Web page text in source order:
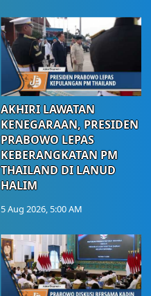
AKHIRI LAWATAN
KENEGARAAN, PRESIDEN
PRABOWO LEPAS
KEBERANGKATAN PM
THAILAND DI LANUD
HALIM
5 Aug 2026, 5:00 AM